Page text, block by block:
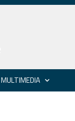
MULTIMEDIA